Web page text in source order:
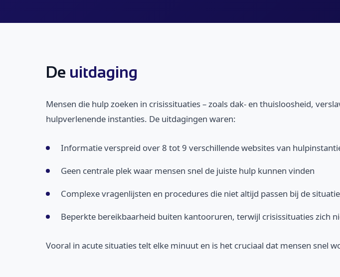
De uitdaging
Mensen die hulp zoeken in crisissituaties – zoals dak- en thuisloosheid,
hulpverlenende instanties. De uitdagingen waren:
Informatie verspreid over 8 tot 9 verschillende websites van
Geen centrale plek waar mensen snel de juiste hulp kunnen vinden
Complexe vragenlijsten en procedures die niet altijd passen bij de situatie
Beperkte bereikbaarheid buiten kantooruren, terwijl crisissituaties zich
Vooral in acute situaties telt elke minuut en is het cruciaal dat mensen snel